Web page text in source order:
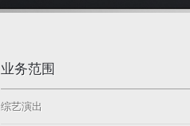
业务范围
综艺演出